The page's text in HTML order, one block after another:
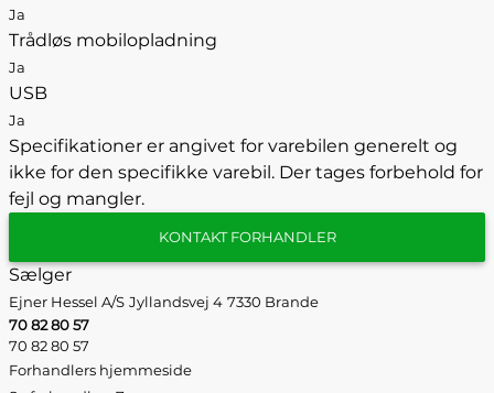
Ja
Trådløs mobilopladning
Ja
USB
Ja
Specifikationer er angivet for varebilen generelt og
ikke for den specifikke varebil. Der tages forbehold for
fejl og mangler.
KONTAKT FORHANDLER
Sælger
Ejner Hessel A/S Jyllandsvej 4 7330 Brande
70 82 80 57
70 82 80 57
Forhandlers hjemmeside